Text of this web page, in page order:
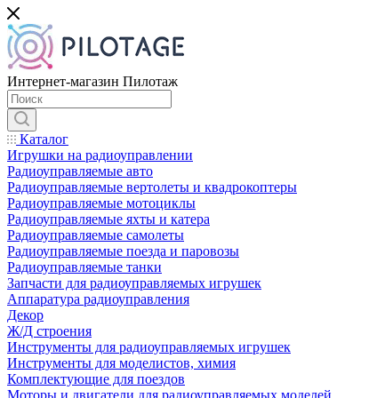
Интернет-магазин Пилотаж
Каталог
Игрушки на радиоуправлении
Радиоуправляемые авто
Радиоуправляемые вертолеты и квадрокоптеры
Радиоуправляемые мотоциклы
Радиоуправляемые яхты и катера
Радиоуправляемые самолеты
Радиоуправляемые поезда и паровозы
Радиоуправляемые танки
Запчасти для радиоуправляемых игрушек
Аппаратура радиоуправления
Декор
Ж/Д строения
Инструменты для радиоуправляемых игрушек
Инструменты для моделистов, химия
Комплектующие для поездов
Моторы и двигатели для радиоуправляемых моделей